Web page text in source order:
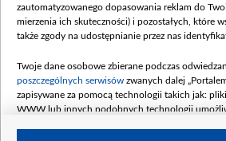
Dofinansowanie 900 000 000,00
Data podpisania umowy: LUTY
kwiecień 180 mln, 7 maja 180
czerwca 90 mln)
Dofinansowanie 250 000 000,00
zautomatyzowanego dopasowania reklam do
mierzenia ich skuteczności) i pozostałych, które
także zgody na udostępnianie przez nas
Twoje dane osobowe zbierane podczas
poszczególnych serwisów zwanych dalej
zapisywane za pomocą technologii takich jak:
WWW lub innych podobnych technologii